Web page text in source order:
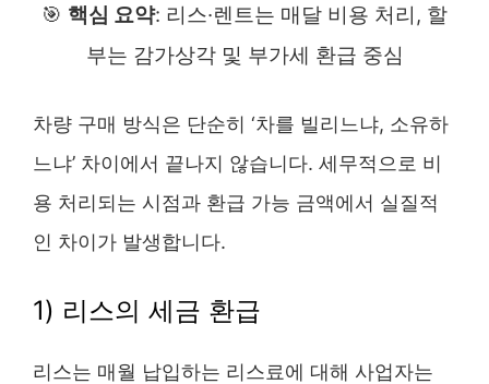
🎯 핵심 요약: 리스·렌트는 매달 비용 처리, 할
부는 감가상각 및 부가세 환급 중심
차량 구매 방식은 단순히 ‘차를 빌리느냐, 소유하
느냐’ 차이에서 끝나지 않습니다. 세무적으로 비
용 처리되는 시점과 환급 가능 금액에서 실질적
인 차이가 발생합니다.
1) 리스의 세금 환급
리스는 매월 납입하는 리스료에 대해 사업자는